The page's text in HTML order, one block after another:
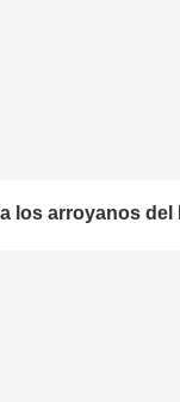
los arroyanos